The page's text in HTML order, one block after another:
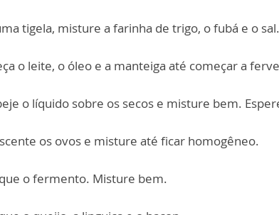
tigela, misture a farinha de trigo, o fubá e o sal.
o leite, o óleo e a manteiga até começar a
o líquido sobre os secos e misture bem.
os ovos e misture até ficar homogêneo.
o fermento. Misture bem.